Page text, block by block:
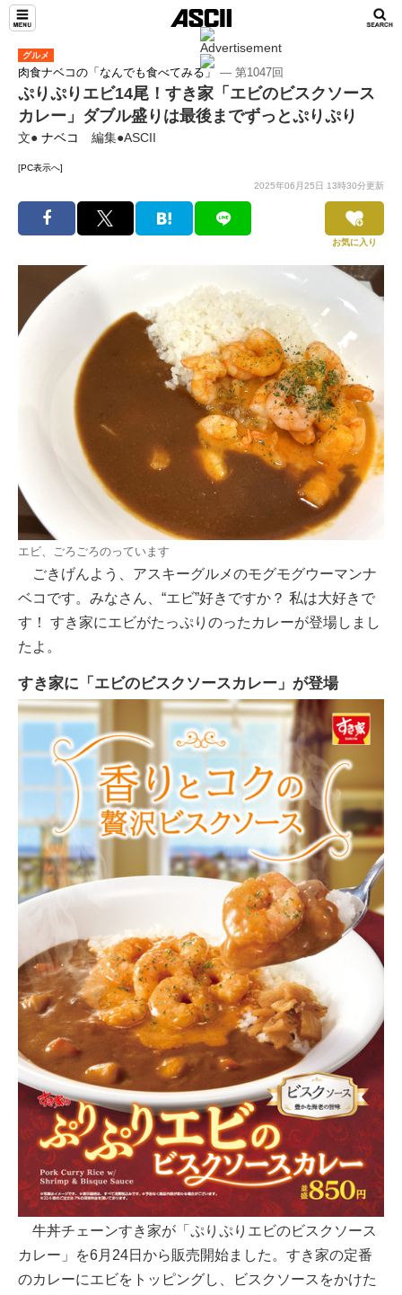
グルメ
肉食ナベコの「なんでも食べてみる」 ― 第1047回
ぷりぷりエビ14尾！すき家「エビのビスクソース
カレー」ダブル盛りは最後までずっとぷりぷり
文● ナベコ 編集●ASCII
[PC表示へ]
2025年06月25日 13時30分更新
お気に入り
エビ、ごろごろのっています
ごきげんよう、アスキーグルメのモグモグウーマンナ
ベコです。みなさん、“エビ”好きですか？ 私は大好きで
す！ すき家にエビがたっぷりのったカレーが登場しまし
たよ。
すき家に「エビのビスクソースカレー」が登場
牛丼チェーンすき家が「ぷりぷりエビのビスクソース
カレー」を6月24日から販売開始ました。すき家の定番
のカレーにエビをトッピングし、ビスクソースをかけた